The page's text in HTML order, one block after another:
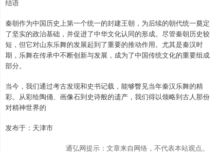
结语
秦朝作为中国历史上第一个统一的封建王朝，为后续的朝代统一奠定
了坚实的政治基础，并促进了中华文化认同的形成。尽管秦朝历史较
短，但它对山东乐舞的发展起到了重要的推动作用。尤其是秦汉时
期，乐舞在传承中不断创新与发展，成为了中国传统文化的重要组成
部分。
当今，我们通过考古发现和史书记载，能够瞥见当年秦汉乐舞的精
彩。从彩绘陶俑、画像石到史诗般的遗产，我们得以领略到古人那份
对精神世界的
发布于：天津市
通弘网提示：文章来自网络，不代表本站观点。